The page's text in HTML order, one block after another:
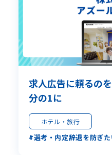
求人広告に頼るの
分の1に
ホテル・旅行
選考・内定辞退を防ぎた